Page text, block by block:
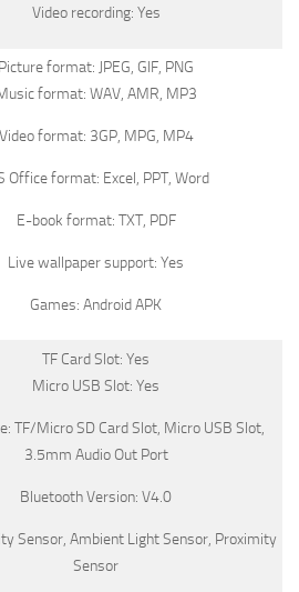
Video recording: Yes
Picture format: JPEG, GIF, PNG
format: WAV, AMR, MP3
Video format: 3GP, MPG, MP4
Office format: Excel, PPT, Word
E-book format: TXT, PDF
Live wallpaper support: Yes
Games: Android APK
TF Card Slot: Yes
Micro USB Slot: Yes
TF/Micro SD Card Slot, Micro USB Slot,
3.5mm Audio Out Port
Bluetooth Version: V4.0
Sensor, Ambient Light Sensor, Proximity
Sensor